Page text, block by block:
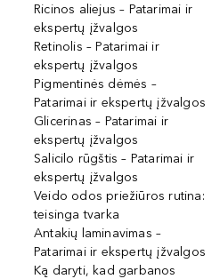
Ricinos aliejus – Patarimai ir
ekspertų įžvalgos
Retinolis – Patarimai ir
ekspertų įžvalgos
Pigmentinės dėmės –
Patarimai ir ekspertų įžvalgos
Glicerinas – Patarimai ir
ekspertų įžvalgos
Salicilo rūgštis – Patarimai ir
ekspertų įžvalgos
Veido odos priežiūros rutina:
teisinga tvarka
Antakių laminavimas –
Patarimai ir ekspertų įžvalgos
Ką daryti, kad garbanos